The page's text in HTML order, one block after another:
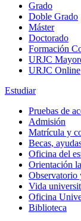
Grado
Doble Grado
Máster
Doctorado
Formación
URJC
URJC Online
Estudiar
Pruebas de
Admisión
Matrícula y
Becas,
Oficina del
Orientación
Observatorio
Vida
Oficina
Biblioteca